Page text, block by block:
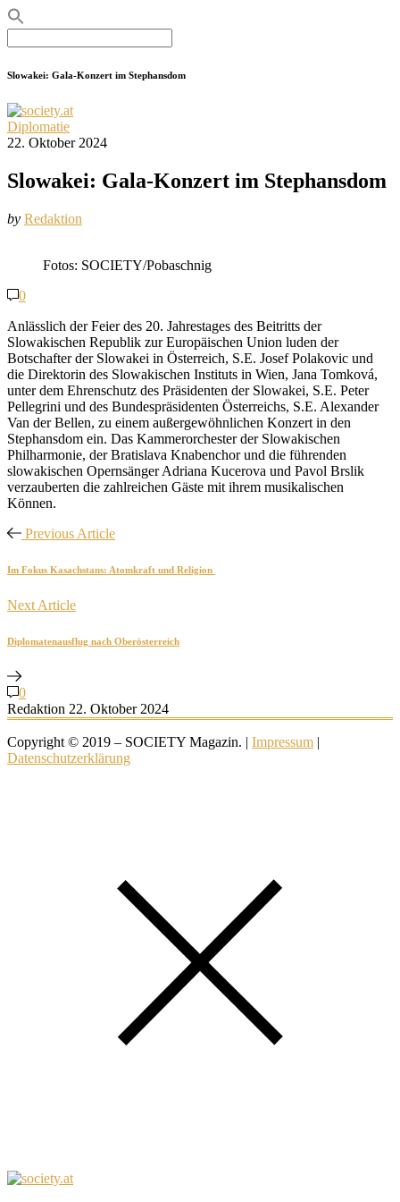
for:
Slowakei: Gala-Konzert im Stephansdom
Diplomatie
22. Oktober 2024
Slowakei: Gala-Konzert im Stephansdom
by Redaktion
Fotos: SOCIETY/Pobaschnig
0
Anlässlich der Feier des 20. Jahrestages des Beitritts der
Slowakischen Republik zur Europäischen Union luden der
Botschafter der Slowakei in Österreich, S.E. Josef Polakovic und
die Direktorin des Slowakischen Instituts in Wien, Jana Tomková,
unter dem Ehrenschutz des Präsidenten der Slowakei, S.E. Peter
Pellegrini und des Bundespräsidenten Österreichs, S.E. Alexander
Van der Bellen, zu einem außergewöhnlichen Konzert in den
Stephansdom ein. Das Kammerorchester der Slowakischen
Philharmonie, der Bratislava Knabenchor und die führenden
slowakischen Opernsänger Adriana Kucerova und Pavol Brslik
verzauberten die zahlreichen Gäste mit ihrem musikalischen
Können.
Previous Article
Im Fokus Kasachstans: Atomkraft und Religion
Next Article
Diplomatenausflug nach Oberösterreich
0
Redaktion 22. Oktober 2024
Copyright © 2019 – SOCIETY Magazin. | Impressum |
Datenschutzerklärung